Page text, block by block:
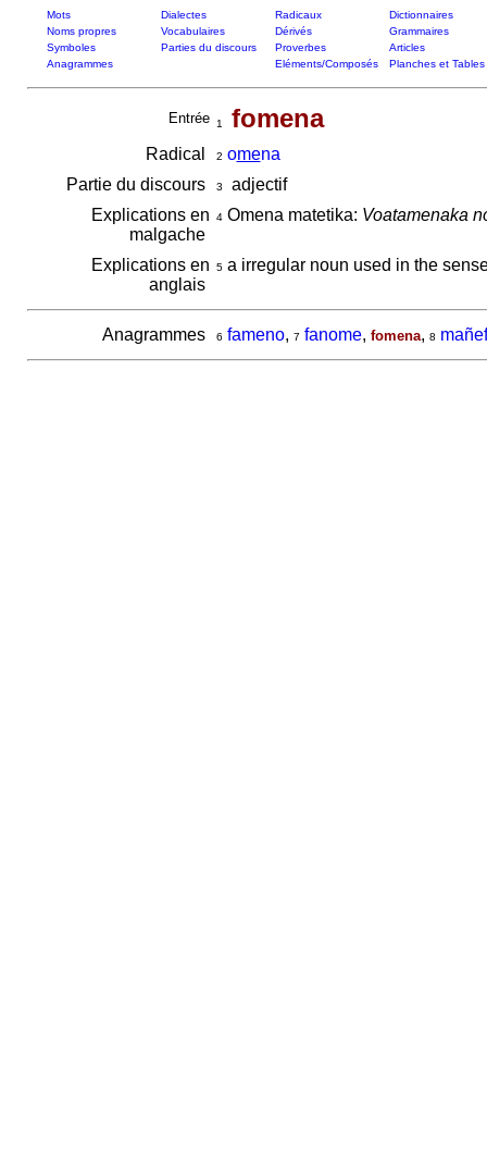
Mots Dialectes Radicaux
Dictionnaires
Noms propres
Vocabulaires Dérivés
Grammaires
Symboles
Parties du discours Proverbes
Articles
Anagrammes
Eléments/Composés Planches et Tables
Entrée 1 fomena
Radical 2 omena
Partie du discours
3
adjectif
Explications en
malgache
4Omena matetika: Voatamenaka
Explications en
anglais
5a irregular noun used in the
Anagrammes 6 fameno, 7 fanome, fomena, 8